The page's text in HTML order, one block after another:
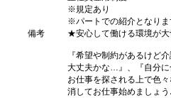
※規定あり
※パートでの紹介となりま
備考
★安心して働ける環境が
『希望や制約があるけど
大丈夫かな…』、『自分に
お仕事を探される上で色
消してお仕事始めましょう